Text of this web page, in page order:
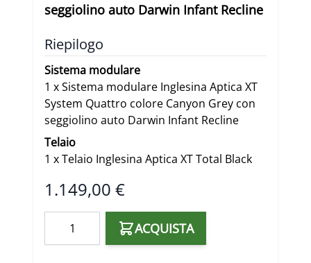
seggiolino auto Darwin Infant Recline
Riepilogo
Sistema modulare
1 xSistema modulare Inglesina Aptica XT
System Quattro colore Canyon Grey con
seggiolino auto Darwin Infant Recline
Telaio
1 xTelaio Inglesina Aptica XT Total Black
Final product price
1.149,00 €
ACQUISTA